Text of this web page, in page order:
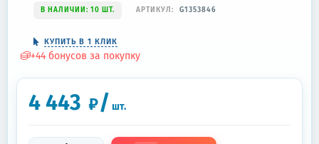
В НАЛИЧИИ: 10 ШТ. АРТИКУЛ: G1353846
КУПИТЬ В 1 КЛИК
+44 бонусов за покупку
4 443 ₽/ шт.